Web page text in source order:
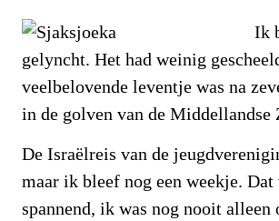
Ik
gelyncht. Het had weinig
veelbelovende leventje was na
in de golven van de Middellandse
De Israëlreis van de
maar ik bleef nog een weekje. Dat
spannend, ik was nog nooit alleen